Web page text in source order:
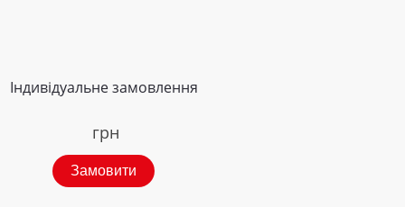
Індивідуальне замовлення
грн
Замовити